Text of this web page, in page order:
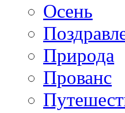
Осень
Природа
Прованс